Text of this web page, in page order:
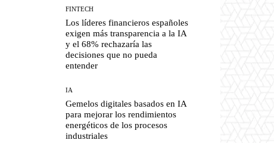
FINTECH
Los líderes financieros españoles
exigen más transparencia a la IA
y el 68% rechazaría las
decisiones que no pueda
entender
IA
Gemelos digitales basados en IA
para mejorar los rendimientos
energéticos de los procesos
industriales